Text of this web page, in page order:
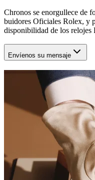
Chronos se enorgullece de
buidores Oficiales Rolex, y
disponibilidad de los relojes
Envíenos su mensaje